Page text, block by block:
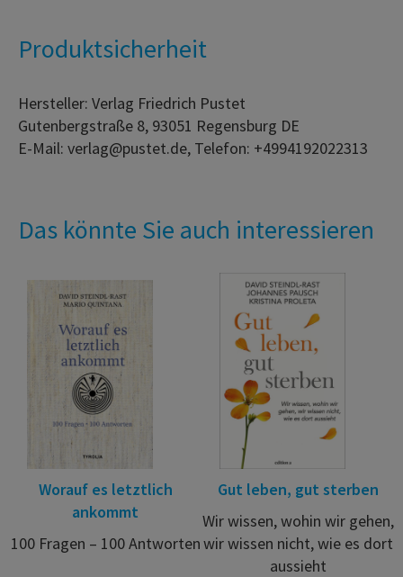
Produktsicherheit
Hersteller: Verlag Friedrich Pustet
Gutenbergstraße 8, 93051 Regensburg DE
E-Mail: verlag@pustet.de, Telefon: +4994192022313
Das könnte Sie auch interessieren
Worauf es letztlich
ankommt
100 Fragen – 100 Antworten
Gut leben, gut sterben
Wir wissen, wohin wir gehen,
wir wissen nicht, wie es dort
aussieht